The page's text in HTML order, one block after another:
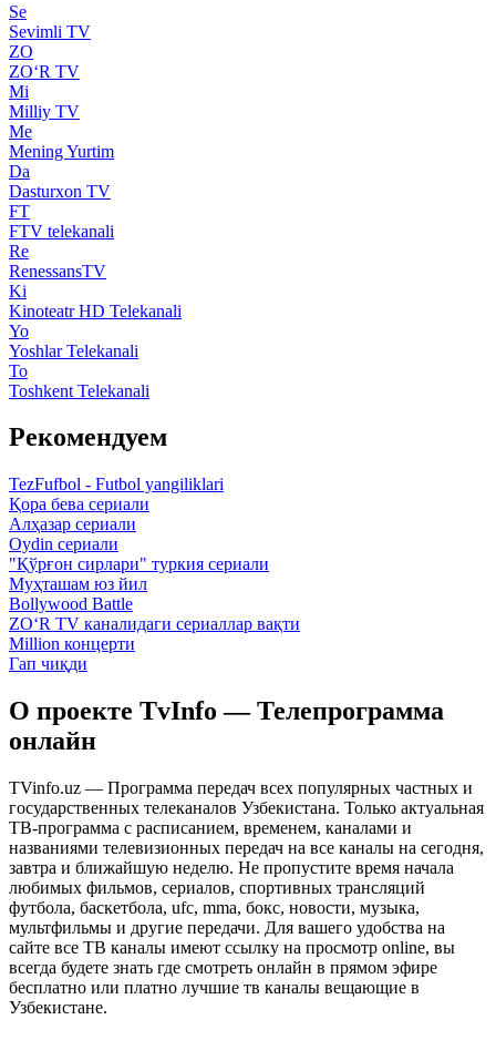
Se
Sevimli TV
ZO
ZO‘R TV
Mi
Milliy TV
Me
Mening Yurtim
Da
Dasturxon TV
FT
FTV telekanali
Re
RenessansTV
Ki
Kinoteatr HD Telekanali
Yo
Yoshlar Telekanali
To
Toshkent Telekanali
Рекомендуем
TezFufbol - Futbol yangiliklari
Қора бева сериали
Алҳазар сериали
Oydin сериали
"Қўрғон сирлари" туркия сериали
Муҳташам юз йил
Bollywood Battle
ZO‘R TV каналидаги сериаллар вақти
Million концерти
Гап чиқди
О проекте TvInfo — Телепрограмма
онлайн
TVinfo.uz — Программа передач всех популярных частных и
государственных телеканалов Узбекистана. Только актуальная
ТВ-программа с расписанием, временем, каналами и
названиями телевизионных передач на все каналы на сегодня,
завтра и ближайшую неделю. Не пропустите время начала
любимых фильмов, сериалов, спортивных трансляций
футбола, баскетбола, ufc, mma, бокс, новости, музыка,
мультфильмы и другие передачи. Для вашего удобства на
сайте все ТВ каналы имеют ссылку на просмотр online, вы
всегда будете знать где смотреть онлайн в прямом эфире
бесплатно или платно лучшие тв каналы вещающие в
Узбекистане.